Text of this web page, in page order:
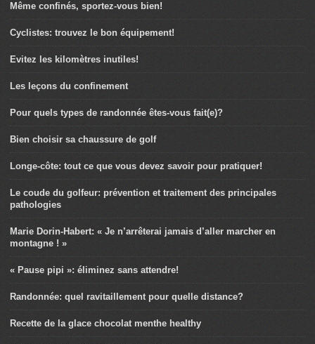
Même confinés, sportez-vous bien!
Cyclistes: trouvez le bon équipement!
Evitez les kilomètres inutiles!
Les leçons du confinement
Pour quels types de randonnée êtes-vous fait(e)?
Bien choisir sa chaussure de golf
Longe-côte: tout ce que vous devez savoir pour pratiquer!
Le coude du golfeur: prévention et traitement des principales
pathologies
Marie Dorin-Habert: « Je n’arrêterai jamais d’aller marcher en
montagne ! »
« Pause pipi »: éliminez sans attendre!
Randonnée: quel ravitaillement pour quelle distance?
Recette de la glace chocolat menthe healthy